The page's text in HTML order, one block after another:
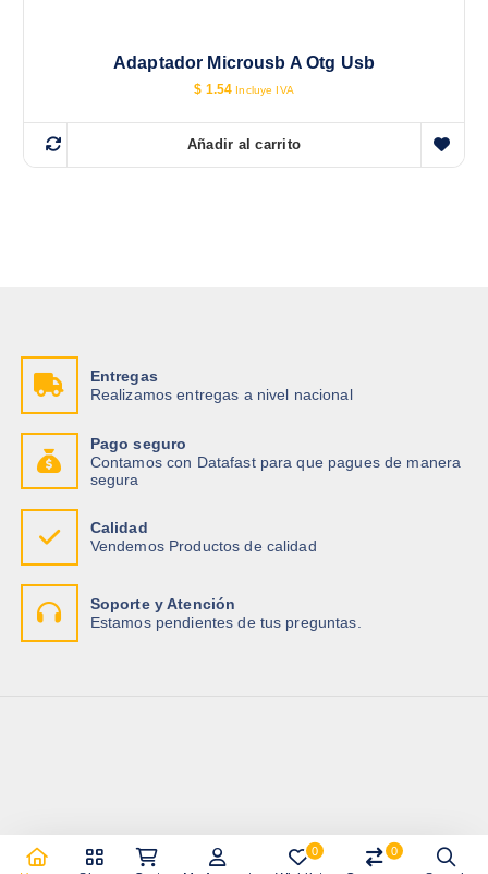
Adaptador Microusb A Otg Usb
$ 1.54 Incluye IVA
Añadir al carrito
Entregas
Realizamos entregas a nivel nacional
Pago seguro
Contamos con Datafast para que pagues de manera
segura
Calidad
Vendemos Productos de calidad
Soporte y Atención
Estamos pendientes de tus preguntas.
Copyright © 2026 Importadora Tecnotrade
0 0